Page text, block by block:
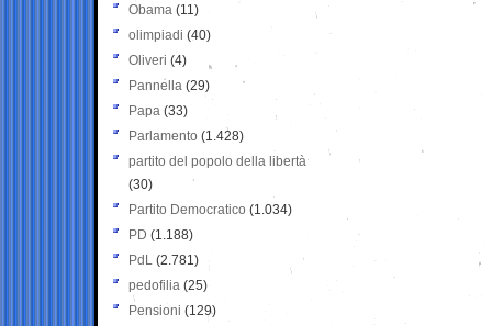
Obama (11)
olimpiadi (40)
Oliveri (4)
Pannella (29)
Papa (33)
Parlamento (1.428)
partito del popolo della libertà
(30)
Partito Democratico (1.034)
PD (1.188)
PdL (2.781)
pedofilia (25)
Pensioni (129)